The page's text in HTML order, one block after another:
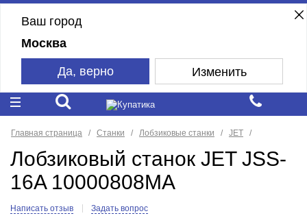
Ваш город
Москва
Да, верно Изменить
Главная страница Станки Лобзиковые станки JET
Лобзиковый станок JET JSS-
16A 10000808MA
Написать отзыв Задать вопрос